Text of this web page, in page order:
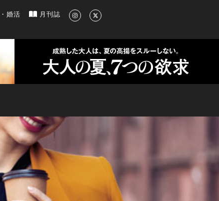
、洗練されたライフスタイル情報
婚活 月刊誌